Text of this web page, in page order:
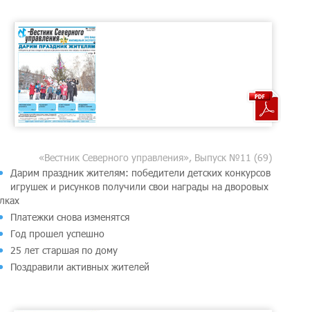
«Вестник Северного управления», Выпуск №11 (69)
Дарим праздник жителям: победители детских конкурсов
игрушек и рисунков получили свои награды на дворовых
Платежки снова изменятся
Год прошел успешно
25 лет старшая по дому
Поздравили активных жителей